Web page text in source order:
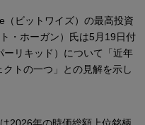
（ビットワイズ）の最高投資
・ホーガン）氏は5月19日付
リキッド）について「近年
トの一つ」との見解を示し